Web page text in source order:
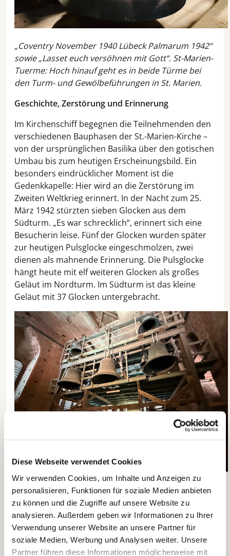
Diese Webseite verwendet Cookies
Wir verwenden Cookies, um Inhalte und Anzeigen zu
personalisieren, Funktionen für soziale Medien anbieten
zu können und die Zugriffe auf unsere Website zu
analysieren. Außerdem geben wir Informationen zu Ihrer
Verwendung unserer Website an unsere Partner für
soziale Medien, Werbung und Analysen weiter. Unsere
Partner führen diese Informationen möglicherweise mit
„Coventry November 1940 Lübeck Palmarum 1942“
sowie „Lasset euch versöhnen mit Gott“. St-Marien-
Tuerme: Hoch hinauf geht es in beide Türme bei
den Turm- und Gewölbeführungen in St. Marien.
Geschichte, Zerstörung und Erinnerung
Im Kirchenschiff begegnen die Teilnehmenden den
verschiedenen Bauphasen der St.-Marien-Kirche –
von der ursprünglichen Basilika über den gotischen
Umbau bis zum heutigen Erscheinungsbild. Ein
besonders eindrücklicher Moment ist die
Gedenkkapelle: Hier wird an die Zerstörung im
Zweiten Weltkrieg erinnert. In der Nacht zum 25.
März 1942 stürzten sieben Glocken aus dem
Südturm. „Es war schrecklich“, erinnert sich eine
Besucherin leise. Fünf der Glocken wurden später
zur heutigen Pulsglocke eingeschmolzen, zwei
dienen als mahnende Erinnerung. Die Pulsglocke
hängt heute mit elf weiteren Glocken als großes
Geläut im Nordturm. Im Südturm ist das kleine
Geläut mit 37 Glocken untergebracht.
Das kleine Geläut im Südturm. In dem Häuschen
befindet sich ein kleiner Computer, mit dem sie seit
2008 programmiert werden. Vorher wurden sie mit
Walzentechnik betrieben.
Der Aufstieg: Backsteine, Baukunst und 365 Stufen